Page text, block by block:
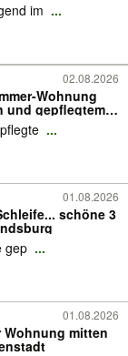
im ...
02.08.2026
Wohnung
und gepflegtem
...
01.08.2026
schöne 3
gep ...
01.08.2026
Wohnung mitten